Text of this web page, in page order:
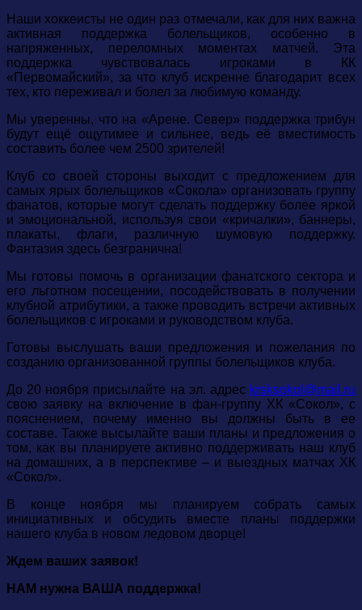
Наши хоккеисты не один раз отмечали, как для них важна
активная поддержка болельщиков, особенно в
напряженных, переломных моментах матчей. Эта
поддержка чувствовалась игроками в КК
«Первомайский», за что клуб искренне благодарит всех
тех, кто переживал и болел за любимую команду.
Мы уверенны, что на «Арене. Север» поддержка трибун
будут ещё ощутимее и сильнее, ведь её вместимость
составить более чем 2500 зрителей!
Клуб со своей стороны выходит с предложением для
самых ярых болельщиков «Сокола» организовать группу
фанатов, которые могут сделать поддержку более яркой
и эмоциональной, используя свои «кричалки», баннеры,
плакаты, флаги, различную шумовую поддержку.
Фантазия здесь безгранична!
Мы готовы помочь в организации фанатского сектора и
его льготном посещении, посодействовать в получении
клубной атрибутики, а также проводить встречи активных
болельщиков с игроками и руководством клуба.
Готовы выслушать ваши предложения и пожелания по
созданию организованной группы болельщиков клуба.
До 20 ноября присылайте на эл. адрес krsksokol@mail.ru
свою заявку на включение в фан-группу ХК «Сокол», с
пояснением, почему именно вы должны быть в ее
составе. Также высылайте ваши планы и предложения о
том, как вы планируете активно поддерживать наш клуб
на домашних, а в перспективе – и выездных матчах ХК
«Сокол».
В конце ноября мы планируем собрать самых
инициативных и обсудить вместе планы поддержки
нашего клуба в новом ледовом дворце!
Ждем ваших заявок!
НАМ нужна ВАША поддержка!